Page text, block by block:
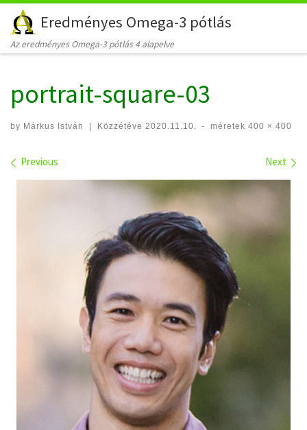
Skip to content
Eredményes Omega-3 pótlás
Az eredményes Omega-3 pótlás 4 alapelve
portrait-square-03
by Márkus István Közzétéve 2020.11.10. - méretek 400 × 400
Images navigation
Previous Next